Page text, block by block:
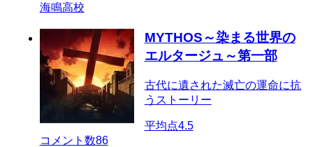
海鳴高校
MYTHOS～染まる世界の
エルタージュ～第一部
古代に遺された滅亡の運命に抗
うストーリー
平均点4.5
コメント数86